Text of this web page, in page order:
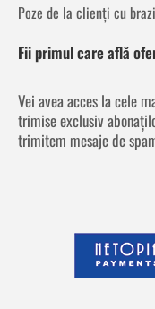
Poze de la clienți cu
Fii primul care află
Vei avea acces la cele
trimise exclusiv
trimitem mesaje de